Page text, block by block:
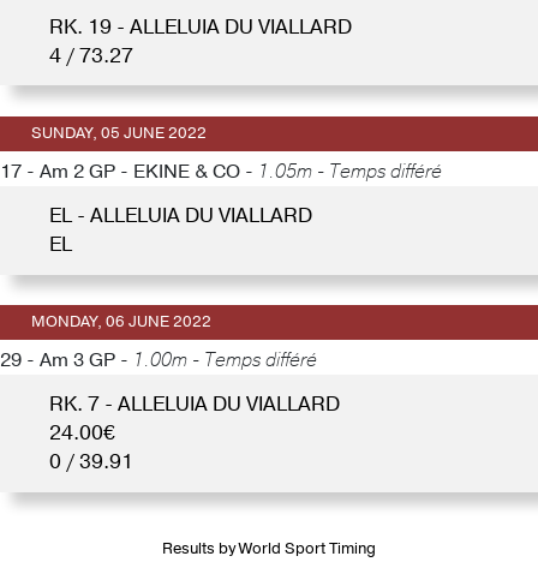
RK. 19 - ALLELUIA DU VIALLARD
4 / 73.27
SUNDAY, 05 JUNE 2022
17 - Am 2 GP - EKINE & CO - 1.05m - Temps différé
EL - ALLELUIA DU VIALLARD
EL
MONDAY, 06 JUNE 2022
29 - Am 3 GP - 1.00m - Temps différé
RK. 7 - ALLELUIA DU VIALLARD
24.00€
0 / 39.91
Results by World Sport Timing